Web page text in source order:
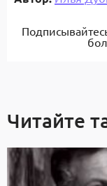
Читайте